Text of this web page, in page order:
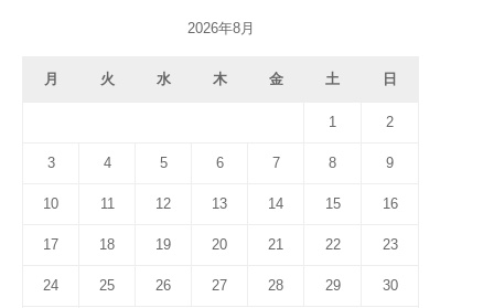
2026年8月
月 火 水 木 金 土 日
1 2
3 4 5 6 7 8 9
10 11 12 13 14 15 16
17 18 19 20 21 22 23
24 25 26 27 28 29 30